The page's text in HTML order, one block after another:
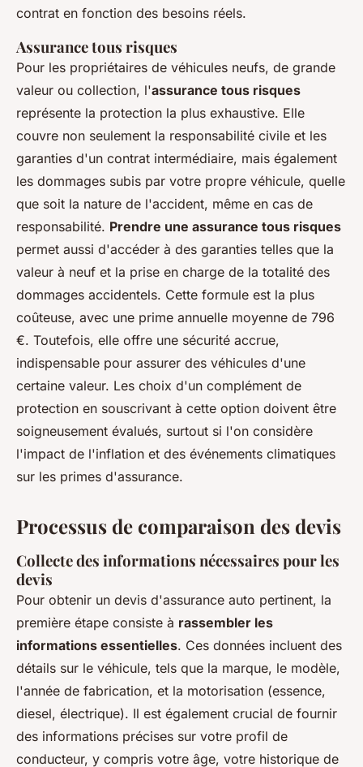
contrat en fonction des besoins réels.
Assurance tous risques
Pour les propriétaires de véhicules neufs, de grande
valeur ou collection, l'assurance tous risques
représente la protection la plus exhaustive. Elle
couvre non seulement la responsabilité civile et les
garanties d'un contrat intermédiaire, mais également
les dommages subis par votre propre véhicule, quelle
que soit la nature de l'accident, même en cas de
responsabilité. Prendre une assurance tous risques
permet aussi d'accéder à des garanties telles que la
valeur à neuf et la prise en charge de la totalité des
dommages accidentels. Cette formule est la plus
coûteuse, avec une prime annuelle moyenne de 796
€. Toutefois, elle offre une sécurité accrue,
indispensable pour assurer des véhicules d'une
certaine valeur. Les choix d'un complément de
protection en souscrivant à cette option doivent être
soigneusement évalués, surtout si l'on considère
l'impact de l'inflation et des événements climatiques
sur les primes d'assurance.
Processus de comparaison des devis
Collecte des informations nécessaires pour les
devis
Pour obtenir un devis d'assurance auto pertinent, la
première étape consiste à rassembler les
informations essentielles. Ces données incluent des
détails sur le véhicule, tels que la marque, le modèle,
l'année de fabrication, et la motorisation (essence,
diesel, électrique). Il est également crucial de fournir
des informations précises sur votre profil de
conducteur, y compris votre âge, votre historique de